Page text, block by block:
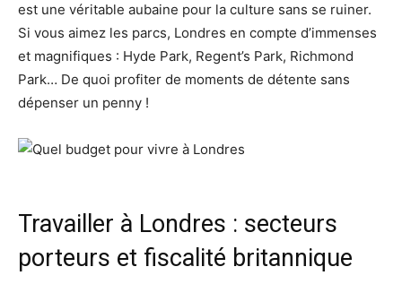
est une véritable aubaine pour la culture sans se ruiner.
Si vous aimez les parcs, Londres en compte d’immenses
et magnifiques : Hyde Park, Regent’s Park, Richmond
Park… De quoi profiter de moments de détente sans
dépenser un penny !
Travailler à Londres : secteurs
porteurs et fiscalité britannique